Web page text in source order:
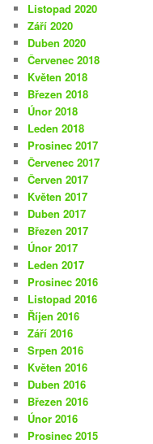
Listopad 2020
Září 2020
Duben 2020
Červenec 2018
Květen 2018
Březen 2018
Únor 2018
Leden 2018
Prosinec 2017
Červenec 2017
Červen 2017
Květen 2017
Duben 2017
Březen 2017
Únor 2017
Leden 2017
Prosinec 2016
Listopad 2016
Říjen 2016
Září 2016
Srpen 2016
Květen 2016
Duben 2016
Březen 2016
Únor 2016
Prosinec 2015